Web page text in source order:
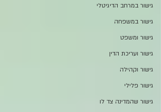
גישור במרחב הדיגיטלי
גישור במשפחה
גישור ומשפט
גישור ועריכת הדין
גישור וקהילה
גישור פלילי
גישור שהמדינה צד לו